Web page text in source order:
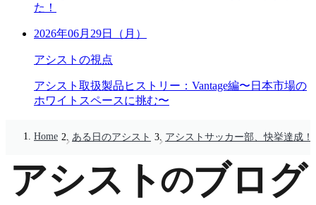
た！
2026年06月29日（月）
アシストの視点
アシスト取扱製品ヒストリー：Vantage編〜日本市場の
ホワイトスペースに挑む〜
Home ある日のアシスト アシストサッカー部、快挙達成